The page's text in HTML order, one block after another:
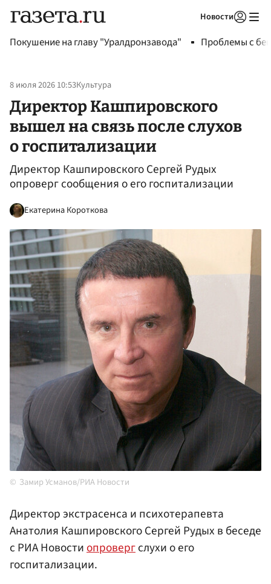
Новости
Покушение на главу "Уралдронзавода" Проблемы с
8 июля 2026 10:53Культура
Директор Кашпировского
вышел на связь после слухов
о госпитализации
Директор Кашпировского Сергей Рудых
опроверг сообщения о его госпитализации
Екатерина Короткова
Замир Усманов/РИА Новости
Директор экстрасенса и психотерапевта
Анатолия Кашпировского Сергей Рудых в беседе
с РИА Новостиопровергслухи о его
госпитализации.